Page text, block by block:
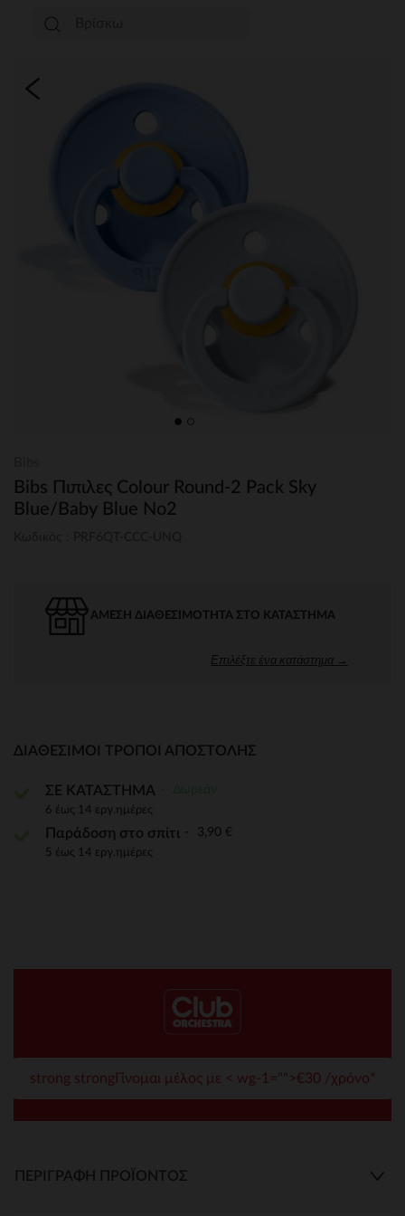
Bibs Πιπιλες Colour Round-2 Pack Sky
Blue/Baby Blue No2
ΆΜΕΣΗ ΔΙΑΘΕΣΙΜΌΤΗΤΑ ΣΤΟ ΚΑΤΆΣΤΗΜΑ
Επιλέξτε ένα κατάστημα →
ΔΙΑΘΈΣΙΜΟΙ ΤΡΌΠΟΙ ΑΠΟΣΤΟΛΉΣ
ΣΕ ΚΑΤΑΣΤΗΜΑ
6 έως 14 εργ.ημέρες
Παράδοση στο σπίτι 3,90 €
5 έως 14 εργ.ημέρες
strong strongΓίνομαι μέλος με < wg-1="">€30 /χρόνο*
ΠΕΡΙΓΡΑΦΉ ΠΡΟΪΌΝΤΟΣ